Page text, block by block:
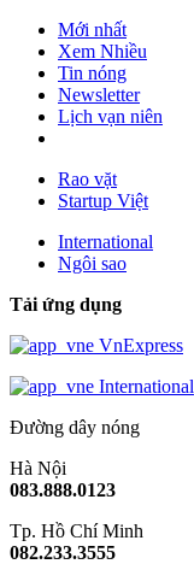
Mới nhất
Xem Nhiều
Tin nóng
Newsletter
Lịch vạn niên
Rao vặt
Startup Việt
International
Ngôi sao
Tải ứng dụng
VnExpress
International
Đường dây nóng
Hà Nội
083.888.0123
Tp. Hồ Chí Minh
082.233.3555